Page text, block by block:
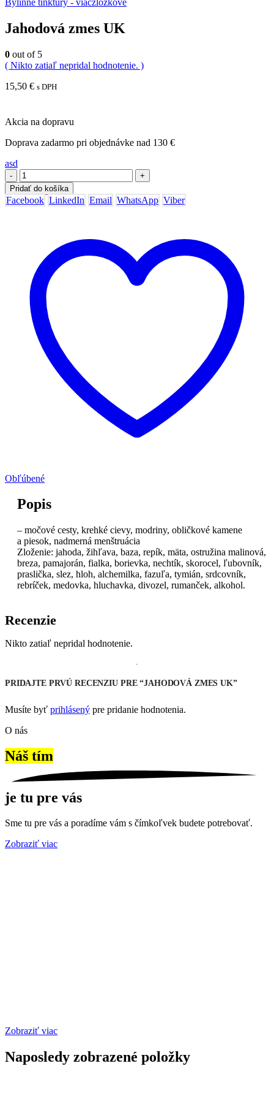
Jahodová zmes UK
0 out of 5
( Nikto zatiaľ nepridal hodnotenie. )
15,50 € s DPH
Akcia na dopravu
Doprava zadarmo pri objednávke nad 130 €
asd
-
+
Pridať do košíka
Facebook LinkedIn Email WhatsApp Viber
Obľúbené
Popis
– močové cesty, krehké cievy, modriny, obličkové kamene
a piesok, nadmerná menštruácia
Zloženie: jahoda, žihľava, baza, repík, mäta, ostružina malinová,
breza, pamajorán, fialka, borievka, nechtík, skorocel, ľubovník,
praslička, slez, hloh, alchemilka, fazuľa, tymián, srdcovník,
rebríček, medovka, hluchavka, divozel, rumanček, alkohol.
Recenzie
Nikto zatiaľ nepridal hodnotenie.
PRIDAJTE PRVÚ RECENZIU PRE “JAHODOVÁ ZMES UK”
Musíte byť prihlásený pre pridanie hodnotenia.
O nás
Náš tím
je tu pre vás
Sme tu pre vás a poradíme vám s čímkoľvek budete potrebovať.
Zobraziť viac
Zobraziť viac
Naposledy zobrazené položky